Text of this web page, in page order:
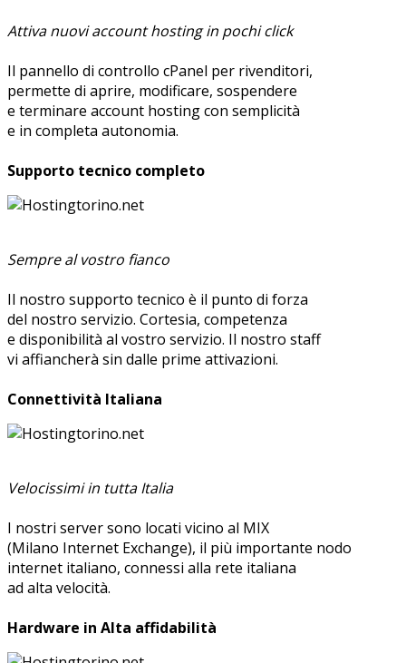
Attiva nuovi account hosting in pochi click
Il pannello di controllo cPanel per rivenditori,
permette di aprire, modificare, sospendere
e terminare account hosting con semplicità
e in completa autonomia.
Supporto tecnico completo
Sempre al vostro fianco
Il nostro supporto tecnico è il punto di forza
del nostro servizio. Cortesia, competenza
e disponibilità al vostro servizio. Il nostro staff
vi affiancherà sin dalle prime attivazioni.
Connettività Italiana
Velocissimi in tutta Italia
I nostri server sono locati vicino al MIX
(Milano Internet Exchange), il più importante nodo
internet italiano, connessi alla rete italiana
ad alta velocità.
Hardware in Alta affidabilità